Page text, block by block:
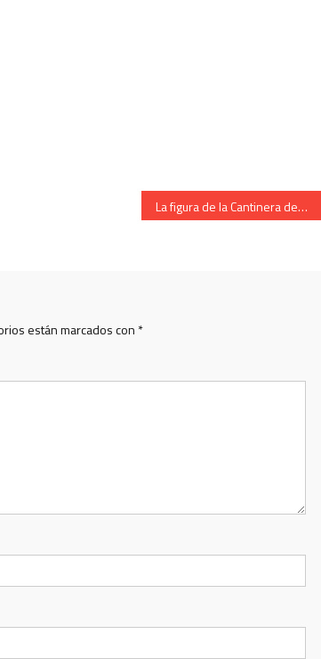
La figura de la Cantinera de la Tamborrada del Alarde de Irun
están marcados con *